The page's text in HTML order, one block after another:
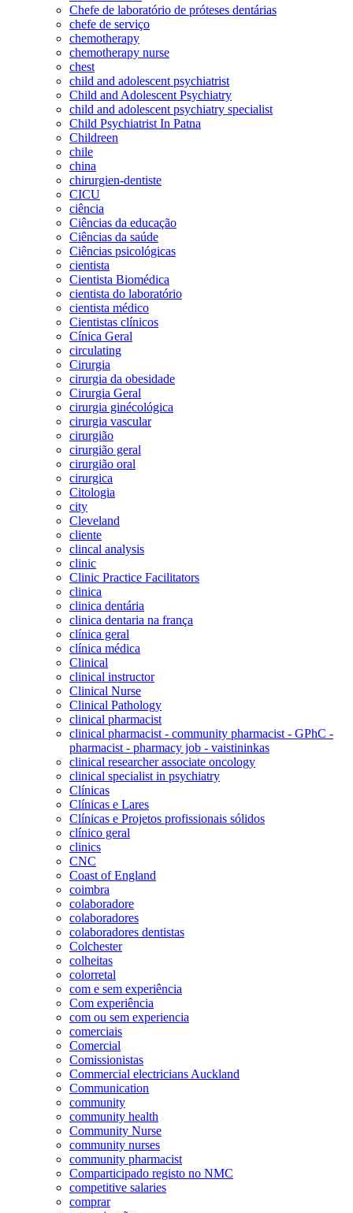
Chefe de laboratório de próteses dentárias
chefe de serviço
chemotherapy
chemotherapy nurse
chest
child and adolescent psychiatrist
Child and Adolescent Psychiatry
child and adolescent psychiatry specialist
Child Psychiatrist In Patna
Childreen
chile
china
chirurgien-dentiste
CICU
ciência
Ciências da educação
Ciências da saúde
Ciências psicológicas
cientista
Cientista Biomédica
cientista do laboratório
cientista médico
Cientistas clínicos
Cínica Geral
circulating
Cirurgia
cirurgia da obesidade
Cirurgia Geral
cirurgia ginécológica
cirurgia vascular
cirurgião
cirurgião geral
cirurgião oral
cirurgica
Citologia
city
Cleveland
cliente
clincal analysis
clinic
Clinic Practice Facilitators
clinica
clinica dentária
clinica dentaria na frança
clínica geral
clínica médica
Clinical
clinical instructor
Clinical Nurse
Clinical Pathology
clinical pharmacist
clinical pharmacist - community pharmacist - GPhC -
pharmacist - pharmacy job - vaistininkas
clinical researcher associate oncology
clinical specialist in psychiatry
Clínicas
Clínicas e Lares
Clínicas e Projetos profissionais sólidos
clínico geral
clinics
CNC
Coast of England
coimbra
colaboradore
colaboradores
colaboradores dentistas
Colchester
colheitas
colorretal
com e sem experiência
Com experiência
com ou sem experiencia
comerciais
Comercial
Comissionistas
Commercial electricians Auckland
Communication
community
community health
Community Nurse
community nurses
community pharmacist
Comparticipado registo no NMC
competitive salaries
comprar